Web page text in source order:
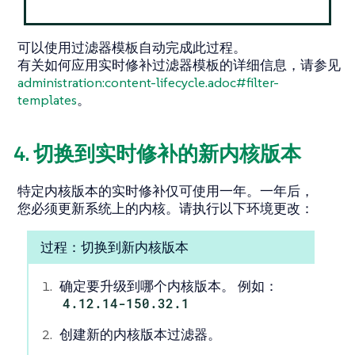
可以使用过滤器模板自动完成此过程。
有关如何应用实时修补过滤器模板的详细信息，请参见
administration:content-lifecycle.adoc#filter-
templates。
4. 切换到实时修补的新内核版本
特定内核版本的实时修补仅可使用一年。一年后，
您必须更新系统上的内核。请执行以下环境更改：
过程：切换到新内核版本
确定要升级到哪个内核版本。 例如：
4.12.14-150.32.1
创建新的内核版本过滤器。